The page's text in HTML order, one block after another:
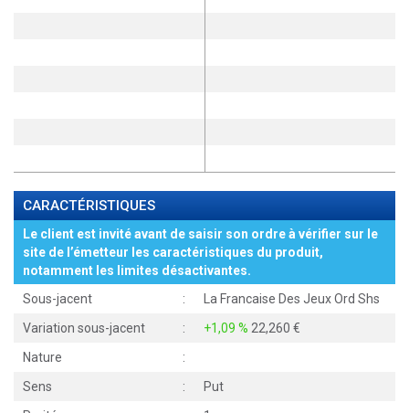
CARACTÉRISTIQUES
Le client est invité avant de saisir son ordre à vérifier sur le
site de l’émetteur les caractéristiques du produit,
notamment les limites désactivantes.
Sous-jacent
:
La Francaise Des Jeux Ord Shs
Variation sous-jacent
: +1,09 % 22,260
Nature
:
Sens
:
Put